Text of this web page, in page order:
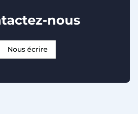
nous
Nous écrire